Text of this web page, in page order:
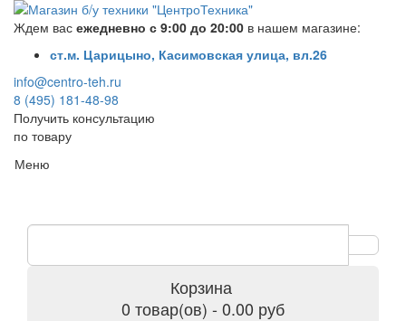
Ждем вас ежедневно с 9:00 до 20:00 в нашем магазине:
ст.м. Царицыно, Касимовская улица, вл.26
info@centro-teh.ru
8 (495) 181-48-98
Получить консультацию
по товару
Меню
Корзина
0 товар(ов) - 0.00 руб